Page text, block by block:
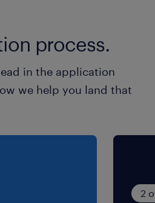
※任意対応でOK！
process.
in the application
we help you land that
2